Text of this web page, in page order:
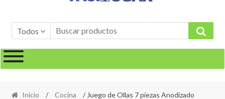
Todos
Inicio / Cocina
/ Juego de Ollas 7 piezas Anodizado